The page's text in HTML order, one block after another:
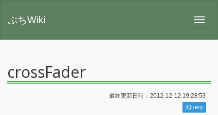
ぷちWiki
crossFader
最終更新日時：2012-12-12 19:28:53
jQuery